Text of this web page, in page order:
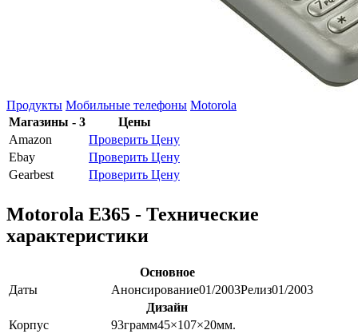
Продукты Мобильные телефоны Motorola
Магазины - 3
Цены
Amazon
Проверить Цену
Ebay
Проверить Цену
Gearbest
Проверить Цену
Motorola E365 - Технические
характеристики
Основное
Даты
Анонсирование01/2003Релиз01/2003
Дизайн
Корпус
93грамм45×107×20мм.